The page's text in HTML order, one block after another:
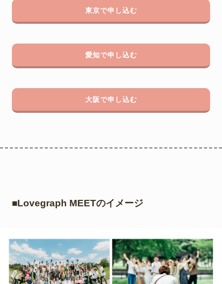
東京で申し込む
愛知で申し込む
大阪で申し込む
■Lovegraph MEETのイメージ